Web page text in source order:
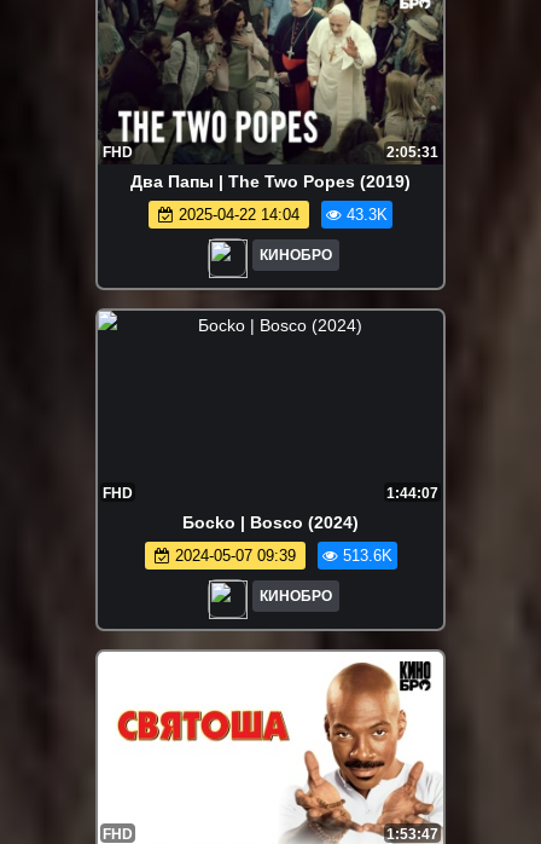
FHD 2:05:31
Два Папы | The Two Popes (2019)
2025-04-22 14:04 43.3K
КИНОБРО
FHD 1:44:07
Бocko | Bosco (2024)
2024-05-07 09:39 513.6K
КИНОБРО
FHD 1:53:47